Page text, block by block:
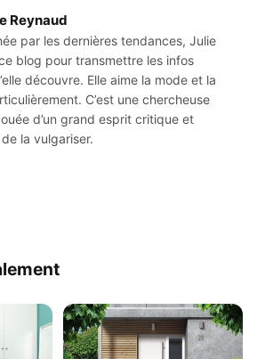
Reynaud
par les dernières tendances, Julie
blog pour transmettre les infos
découvre. Elle aime la mode et la
C’est une chercheuse
d’un grand esprit critique et
la vulgariser.